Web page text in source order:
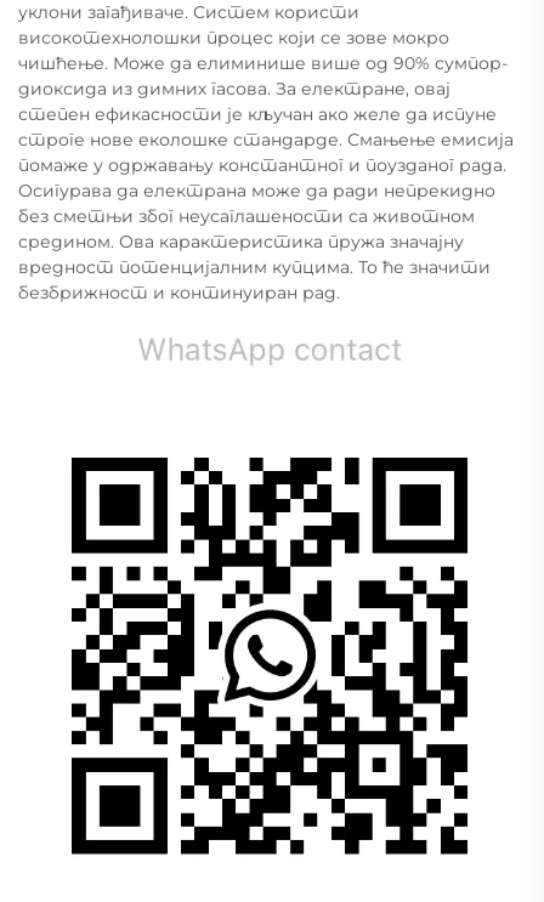
уклони загађиваче. Систем користи
високотехнолошки процес који се зове мокро
чишћење. Може да елиминише више од 90% сумпор-
диоксида из димних гасова. За електране, овај
степен ефикасности је кључан ако желе да испуне
строге нове еколошке стандарде. Смањење емисија
помаже у одржавању константног и поузданог рада.
Осигурава да електрана може да ради непрекидно
без сметњи због неусаглашености са животном
средином. Ова карактеристика пружа значајну
вредност потенцијалним купцима. То ће значити
безбрижност и континуиран рад.